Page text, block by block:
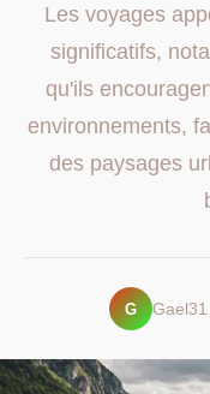
Les voyages
significatifs,
qu'ils
environnements,
des paysages
G Gael